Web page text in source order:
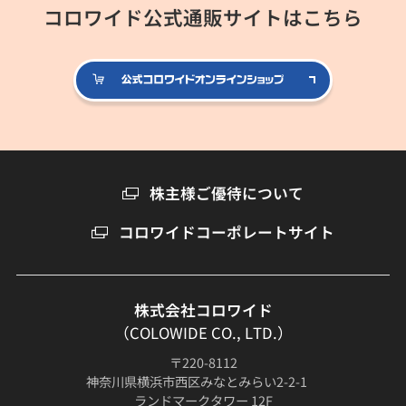
コロワイド公式通販サイトはこちら
公式コロ
株主様ご優待について
コロワイドコーポレートサイト
株式会社コロワイド
（COLOWIDE CO., LTD.）
〒220-8112
神奈川県横浜市西区みなとみらい2-2-1
ランドマークタワー 12F